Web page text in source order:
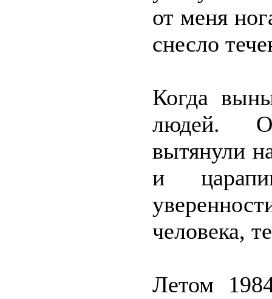
от меня
снесло
Когда
людей.
вытянули
и
человека,
Летом